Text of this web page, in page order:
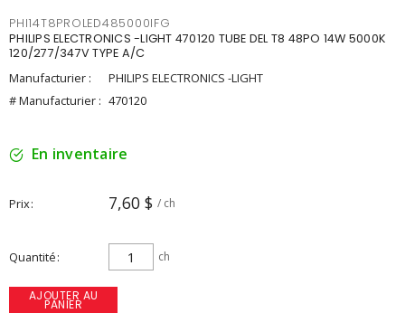
PHI14T8PROLED485000IFG
PHILIPS ELECTRONICS -LIGHT 470120 TUBE DEL T8 48PO 14W 5000K
120/277/347V TYPE A/C
Manufacturier :
PHILIPS ELECTRONICS -LIGHT
# Manufacturier : 470120
En inventaire
Prix 7,60 $ / ch
Quantité ch
AJOUTER AU
PANIER